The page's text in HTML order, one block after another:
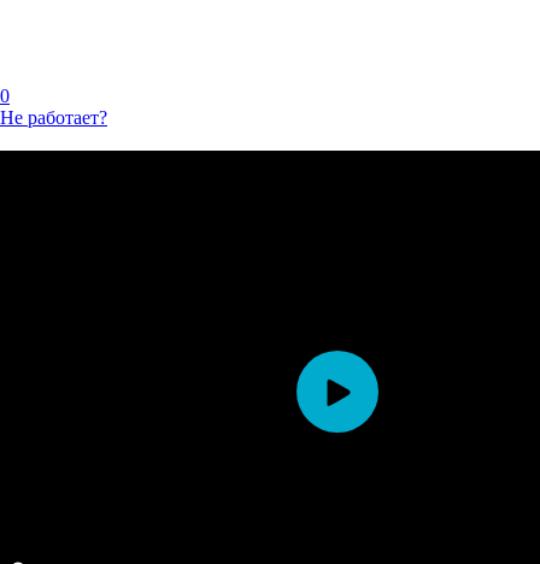
0
Не работает?